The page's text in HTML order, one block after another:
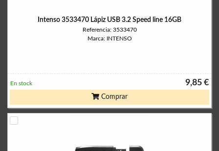
Intenso 3533470 Lápiz USB 3.2 Speed line 16GB
Referencia: 3533470
Marca: INTENSO
9,85 €
En stock
Comprar